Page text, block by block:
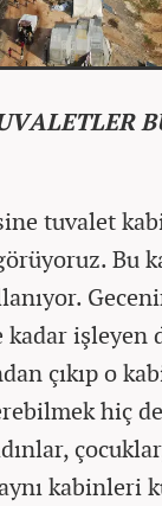
tuvalet
Bu
işleyen
çıkıp o
hiç
kabinleri